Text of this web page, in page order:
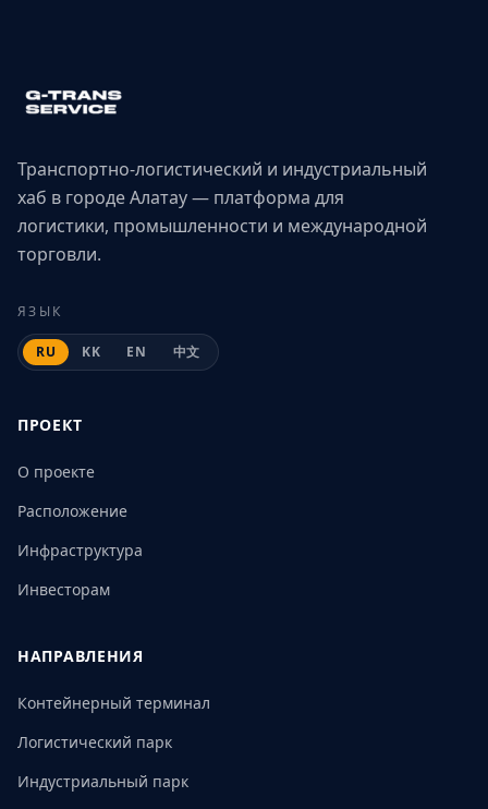
Транспортно-логистический и индустриальный
хаб в городе Алатау — платформа для
логистики, промышленности и международной
торговли.
ЯЗЫК
RU KK EN 中文
ПРОЕКТ
О проекте
Расположение
Инфраструктура
Инвесторам
НАПРАВЛЕНИЯ
Контейнерный терминал
Логистический парк
Индустриальный парк